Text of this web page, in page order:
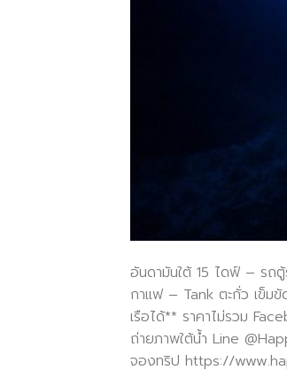
อันดามันใต้ 15 ไดฟ์ – รถ
กาแฟ – Tank ตะกั่ว เข็ม
เรือได้** ราคาไม่รวม
ถ่ายภาพใต้น้ำ Line
จองทริป https://